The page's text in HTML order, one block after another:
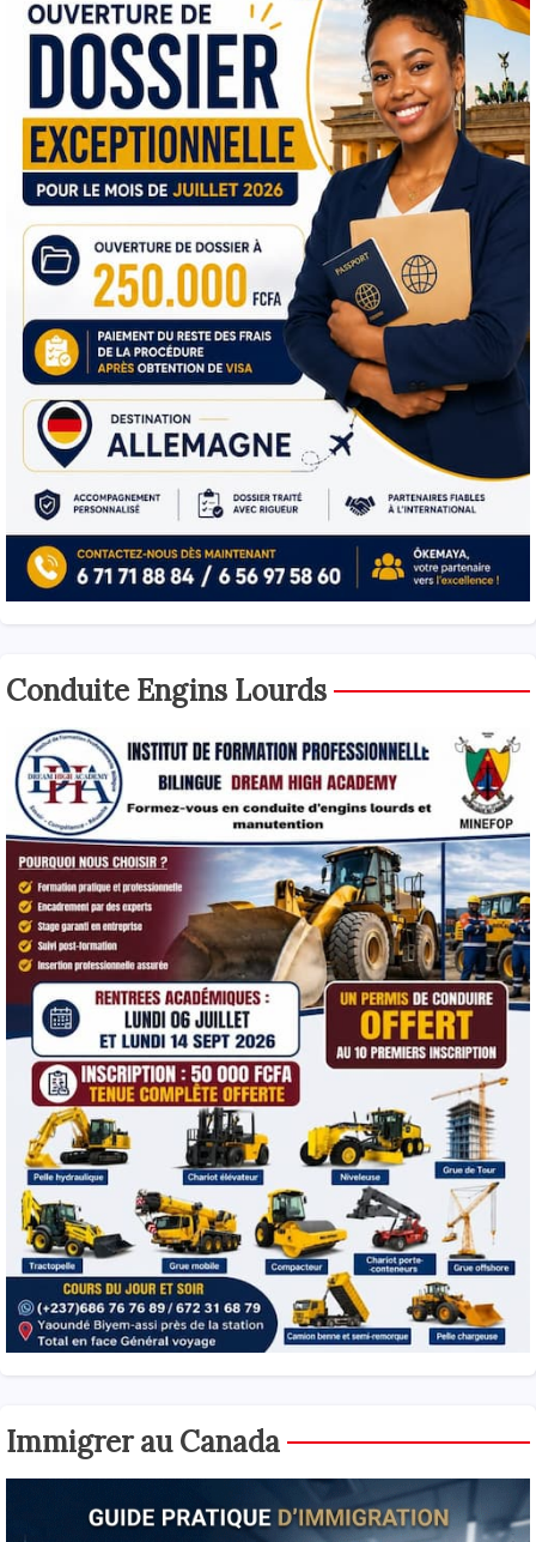
Conduite Engins Lourds
Immigrer au Canada